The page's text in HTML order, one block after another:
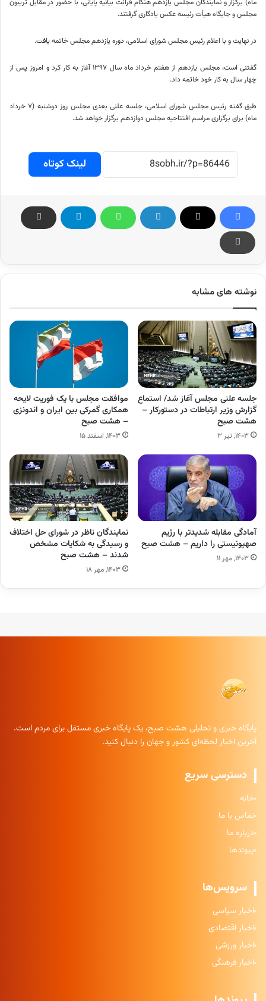
ماه) برگزار و نمایندگان مجلس یازدهم هنگام قرائت بیانیه پایانی، با حضور در مقابل تریبون
مجلس و جایگاه هیأت رئیسه عکس یادگاری گرفتند.
در نهایت و با اعلام رئیس مجلس شورای اسلامی، دوره یازدهم مجلس خاتمه یافت.
گفتنی است، مجلس یازدهم از هفتم خرداد ماه سال ۱۳۹۷ آغاز به کار کرد و امروز پس از
چهار سال به کار خود خاتمه داد.
طبق گفته رئیس مجلس شورای اسلامی، جلسه علنی بعدی مجلس روز دوشنبه (۷ خرداد
ماه) برای برگزاری مراسم افتتاحیه مجلس دوازدهم برگزار خواهد شد.
لینک کوتاه
نوشته های مشابه
جلسه علنی مجلس آغاز شد/ استماع
گزارش وزیر ارتباطات در دستورکار –
هشت صبح
۱۴۰۳, تیر ۳
موافقت مجلس با یک فوریت لایحه
همکاری گمرکی بین ایران و اندونزی
– هشت صبح
۱۴۰۳, اسفند ۱۵
آمادگی مقابله شدیدتر با رژیم
صهیونیستی را داریم – هشت صبح
۱۴۰۳, مهر ۱۱
نمایندگان ناظر در شورای حل اختلاف
و رسیدگی به شکایات مشخص
شدند – هشت صبح
۱۴۰۳, مهر ۱۸
پایگاه خبری و تحلیلی هشت صبح، یک پایگاه خبری مستقل برای مردم است.
آخرین اخبار لحظه‌ای کشور و جهان را دنبال کنید.
دسترسی سریع
خانه
تماس با ما
درباره ما
پیوندها
سرویس‌ها
اخبار سیاسی
اخبار اقتصادی
اخبار ورزشی
اخبار فرهنگی